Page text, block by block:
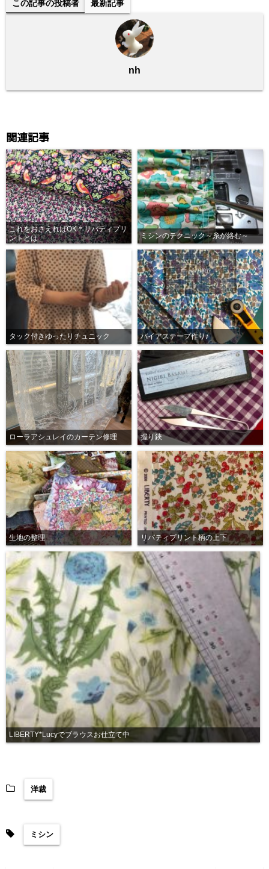
e
er
この記事の投稿者 最新記事
nh
関連記事
これをおさえればOK＊リバティプリ
ントとは
ミシンのテクニック～糸が絡む～
タック付きゆったりチュニック バイアステープ作り♪
ローラアシュレイのカーテン修理 握り鋏
生地の整理 リバティプリント柄の上下
LIBERTY*Lucyでブラウスお仕立て中
洋裁
ミシン